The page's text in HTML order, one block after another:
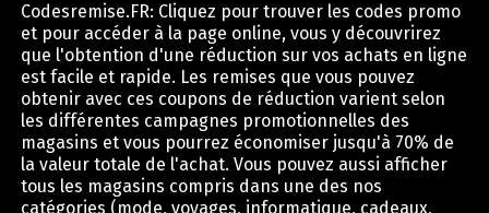
Codesremise.FR: Cliquez pour trouver les codes promo
et pour accéder à la page online, vous y découvrirez
que l'obtention d'une réduction sur vos achats en ligne
est facile et rapide. Les remises que vous pouvez
obtenir avec ces coupons de réduction varient selon
les différentes campagnes promotionnelles des
magasins et vous pourrez économiser jusqu'à 70% de
la valeur totale de l'achat. Vous pouvez aussi afficher
tous les magasins compris dans une des nos
catégories (mode, voyages, informatique, cadeaux,